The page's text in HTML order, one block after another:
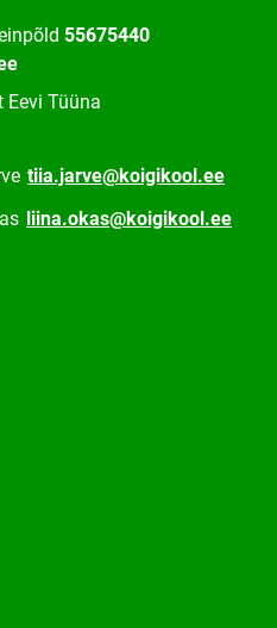
55675440
Tüüna
tiia.jarve@koigikool.ee
liina.okas@koigikool.ee